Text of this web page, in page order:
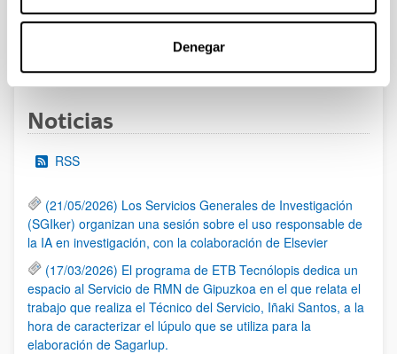
Denegar
18
Noticias
RSS
(21/05/2026) Los Servicios Generales de Investigación
(SGIker) organizan una sesión sobre el uso responsable de
la IA en investigación, con la colaboración de Elsevier
(17/03/2026) El programa de ETB Tecnólopis dedica un
espacio al Servicio de RMN de Gipuzkoa en el que relata el
trabajo que realiza el Técnico del Servicio, Iñaki Santos, a la
hora de caracterizar el lúpulo que se utiliza para la
elaboración de Sagarlup.